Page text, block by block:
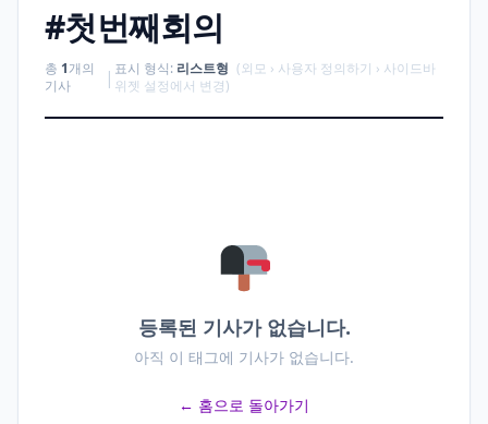
#첫번째회의
총 1개의
기사
| 표시 형식: 리스트형 (외모 › 사용자 정의하기 › 사이드바
위젯 설정에서 변경)
등록된 기사가 없습니다.
아직 이 태그에 기사가 없습니다.
← 홈으로 돌아가기